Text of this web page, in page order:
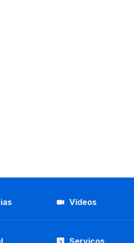
Vídeos
Serviços